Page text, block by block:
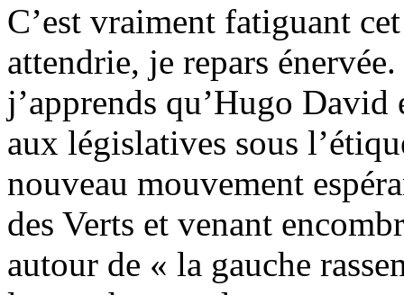
C’est vraiment fatiguant
attendrie, je repars
j’apprends qu’Hugo
aux législatives sous
nouveau mouvement
des Verts et venant
autour de « la gauche